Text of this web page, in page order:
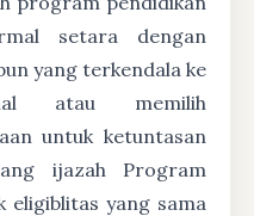
setara dengan
yang terkendala ke
atau memilih
untuk ketuntasan
ijazah Program
eligiblitas yang sama